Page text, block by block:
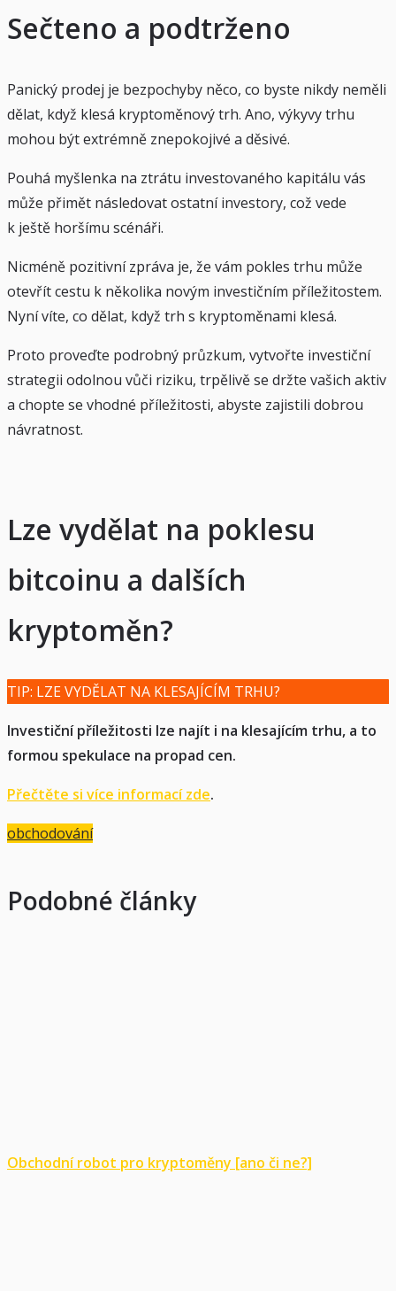
Sečteno a podtrženo
Panický prodej je bezpochyby něco, co byste nikdy neměli
dělat, když klesá kryptoměnový trh. Ano, výkyvy trhu
mohou být extrémně znepokojivé a děsivé.
Pouhá myšlenka na ztrátu investovaného kapitálu vás
může přimět následovat ostatní investory, což vede
k ještě horšímu scénáři.
Nicméně pozitivní zpráva je, že vám pokles trhu může
otevřít cestu k několika novým investičním příležitostem.
Nyní víte, co dělat, když trh s kryptoměnami klesá.
Proto proveďte podrobný průzkum, vytvořte investiční
strategii odolnou vůči riziku, trpělivě se držte vašich aktiv
a chopte se vhodné příležitosti, abyste zajistili dobrou
návratnost.
Lze vydělat na poklesu
bitcoinu a dalších
kryptoměn?
TIP: LZE VYDĚLAT NA KLESAJÍCÍM TRHU?
Investiční příležitosti lze najít i na klesajícím trhu, a to
formou spekulace na propad cen.
Přečtěte si více informací zde.
obchodování
Podobné články
Obchodní robot pro kryptoměny [ano či ne?]